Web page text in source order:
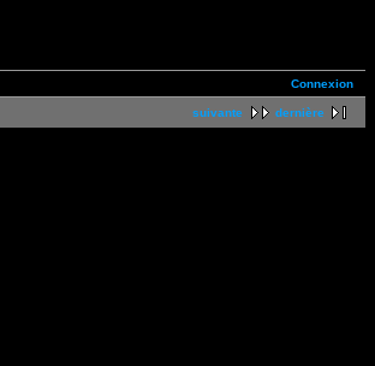
Connexion
suivante dernière